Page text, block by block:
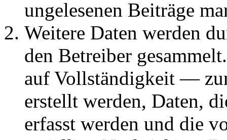
ungelesenen Beiträge
Weitere Daten werden
den Betreiber
auf Vollständigkeit —
erstellt werden, Daten,
erfasst werden und die